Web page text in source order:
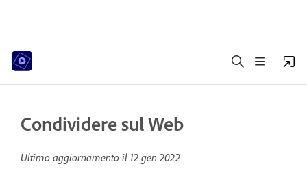
Condividere sul Web
Ultimo aggiornamento il 12 gen 2022